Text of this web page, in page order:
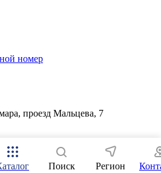
номер
проезд Мальцева, 7
Поиск Регион